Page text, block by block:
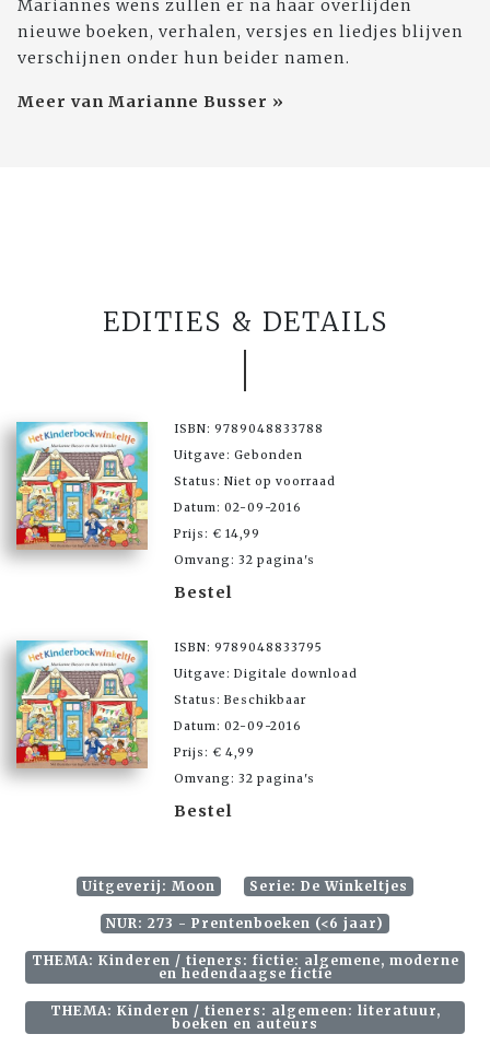
Mariannes wens zullen er na haar overlijden
nieuwe boeken, verhalen, versjes en liedjes blijven
verschijnen onder hun beider namen.
Meer van Marianne Busser »
EDITIES & DETAILS
ISBN: 9789048833788
Uitgave: Gebonden
Status: Niet op voorraad
Datum: 02-09-2016
Prijs: € 14,99
Omvang: 32 pagina's
Bestel
ISBN: 9789048833795
Uitgave: Digitale download
Status: Beschikbaar
Datum: 02-09-2016
Prijs: € 4,99
Omvang: 32 pagina's
Bestel
Uitgeverij: Moon Serie: De Winkeltjes
NUR: 273 - Prentenboeken (<6 jaar)
THEMA: Kinderen / tieners: fictie: algemene, moderne
en hedendaagse fictie
THEMA: Kinderen / tieners: algemeen: literatuur,
boeken en auteurs